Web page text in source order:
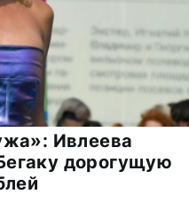
Ивлеева
дорогущую